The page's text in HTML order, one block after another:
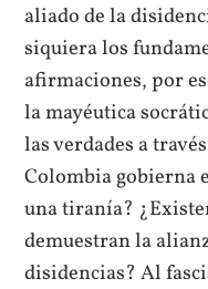
aliado de la
siquiera los
afirmaciones, por
la mayéutica
las verdades a
Colombia gobierna
una tiranía?
demuestran la
disidencias? Al